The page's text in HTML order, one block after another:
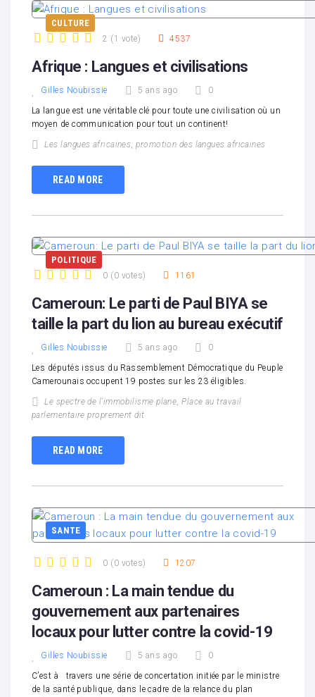
CULTURE
2 ( 1 vote) 4537
Afrique : Langues et civilisations
Gilles Noubissie 5 ans ago 0
La langue est une véritable clé pour toute une civilisation où un
moyen de communication pour tout un continent!
Les langues africaines,promotion des langues africaines
READ MORE
POLITIQUE
0 ( 0 votes) 1161
Cameroun: Le parti de Paul BIYA se
taille la part du lion au bureau exécutif
Gilles Noubissie 5 ans ago 0
Les députés issus du Rassemblement Démocratique du Peuple
Camerounais occupent 19 postes sur les 23 éligibles.
Le spectre de l'immobilisme plane,Place au travail
parlementaire proprement dit
READ MORE
SANTE
0 ( 0 votes) 1207
Cameroun : La main tendue du
gouvernement aux partenaires
locaux pour lutter contre la covid-19
Gilles Noubissie 5 ans ago 0
C’est à travers une série de concertation initiée par le ministre
de la santé publique, dans le cadre de la relance du plan